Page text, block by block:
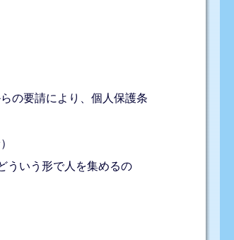
の要請により、個人保護条
ういう形で人を集めるの